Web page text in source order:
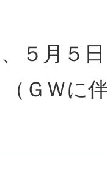
５月５
ＧＷに